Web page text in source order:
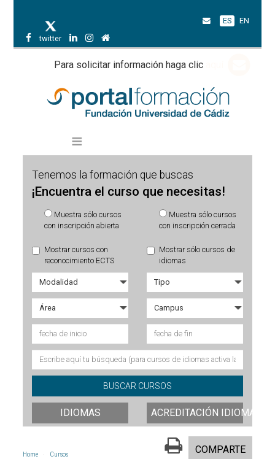
twitter
ES EN
Para solicitar información haga clic
Tenemos la formación que buscas
¡Encuentra el curso que necesitas!
Muestra sólo cursos
con inscripción abierta
Muestra sólo cursos
con inscripción cerrada
Mostrar cursos con
reconocimiento ECTS
Mostrar sólo cursos de
idiomas
IDIOMAS ACREDITACIÓN IDIOMAS
Home
Cursos
COMPARTE